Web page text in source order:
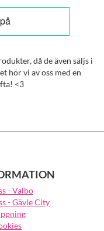
då de även säljs i
hör vi av oss med en
<3
- Valbo
- Gävle City